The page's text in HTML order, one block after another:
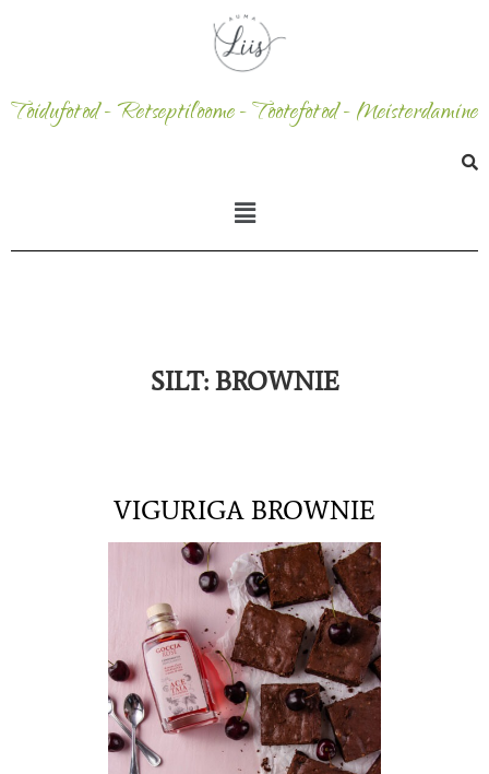
Toidufotod - Retseptiloome - Tootefotod - Meisterdamine
SILT: BROWNIE
VIGURIGA BROWNIE